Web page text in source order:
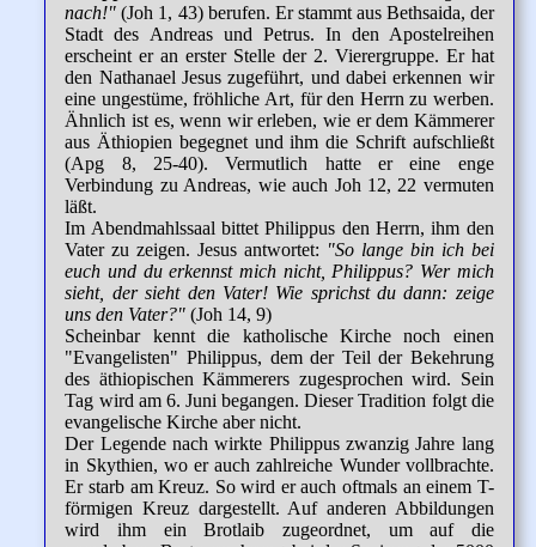
nach!" (Joh 1, 43) berufen. Er stammt aus Bethsaida, der
Stadt des Andreas und Petrus. In den Apostelreihen
erscheint er an erster Stelle der 2. Vierergruppe. Er hat
den Nathanael Jesus zugeführt, und dabei erkennen wir
eine ungestüme, fröhliche Art, für den Herrn zu werben.
Ähnlich ist es, wenn wir erleben, wie er dem Kämmerer
aus Äthiopien begegnet und ihm die Schrift aufschließt
(Apg 8, 25-40). Vermutlich hatte er eine enge
Verbindung zu Andreas, wie auch Joh 12, 22 vermuten
läßt.
Im Abendmahlssaal bittet Philippus den Herrn, ihm den
Vater zu zeigen. Jesus antwortet: "So lange bin ich bei
euch und du erkennst mich nicht, Philippus? Wer mich
sieht, der sieht den Vater! Wie sprichst du dann: zeige
uns den Vater?" (Joh 14, 9)
Scheinbar kennt die katholische Kirche noch einen
"Evangelisten" Philippus, dem der Teil der Bekehrung
des äthiopischen Kämmerers zugesprochen wird. Sein
Tag wird am 6. Juni begangen. Dieser Tradition folgt die
evangelische Kirche aber nicht.
Der Legende nach wirkte Philippus zwanzig Jahre lang
in Skythien, wo er auch zahlreiche Wunder vollbrachte.
Er starb am Kreuz. So wird er auch oftmals an einem T-
förmigen Kreuz dargestellt. Auf anderen Abbildungen
wird ihm ein Brotlaib zugeordnet, um auf die